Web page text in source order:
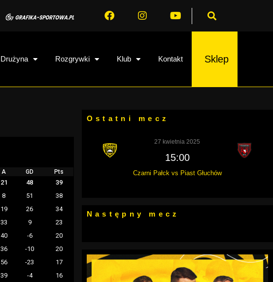
Drużyna Rozgrywki Klub Kontakt Sklep
A GD Pts
21 48
39
8 51
38
19 26
34
33 9
23
40 -6
20
36 -10
20
56 -23
17
39 -4
16
Ostatni mecz
27 kwietnia 2025
15:00
Czarni Pałck vs Piast Głuchów
Następny mecz